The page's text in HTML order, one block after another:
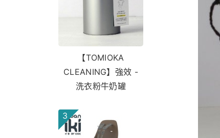
【TOMIOKA
CLEANING】強效 -
洗衣粉牛奶罐
3